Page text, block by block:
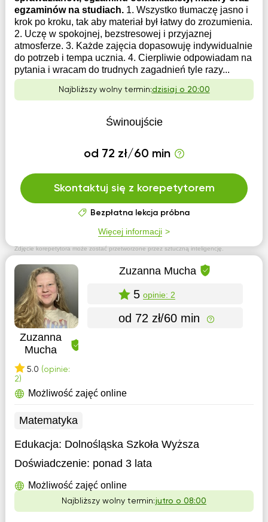
Zdjęcie korepetytora może zostać przetworzone przez sztuczną inteligencję.
egzaminów na studiach. 1. Wszystko tłumaczę jasno i
krok po kroku, tak aby materiał był łatwy do zrozumienia.
2. Uczę w spokojnej, bezstresowej i przyjaznej
atmosferze. 3. Każde zajęcia dopasowuję indywidualnie
do potrzeb i tempa ucznia. 4. Cierpliwie odpowiadam na
pytania i wracam do trudnych zagadnień tyle razy...
Najbliższy wolny termin:dzisiaj o 20:00
Świnoujście
od 72 zł/60 min
Skontaktuj się z korepetytorem
Bezpłatna lekcja próbna
Więcej informacji
Zuzanna
Mucha
5.0 (opinie:
2)
Zuzanna Mucha
5 opinie: 2
od 72 zł/60 min
Możliwość zajęć online
Matematyka
Edukacja: Dolnośląska Szkoła Wyższa
Doświadczenie: ponad 3 lata
Możliwość zajęć online
Najbliższy wolny termin:jutro o 08:00